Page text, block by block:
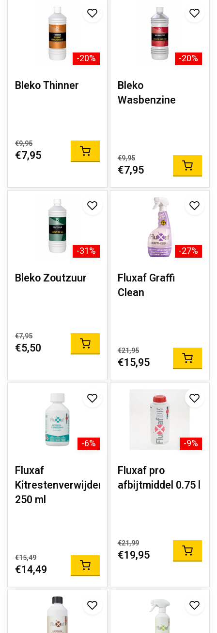
-20%
Bleko Thinner
€9,95
€7,95
-20%
Bleko
Wasbenzine
€9,95
€7,95
-31%
Bleko Zoutzuur
€7,95
€5,50
-27%
Fluxaf Graffi
Clean
€21,95
€15,95
-6%
Fluxaf
Kitrestenverwijderaar
250 ml
€15,49
€14,49
-9%
Fluxaf pro
afbijtmiddel 0.75 l
€21,99
€19,95